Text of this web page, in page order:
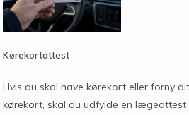
Kørekortattest
Hvis du skal have kørekort eller forny
kørekort, skal du udfylde en lægeattest